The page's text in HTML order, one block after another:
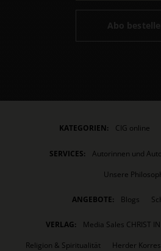
Abo
KATEGORIEN: CIG online
SERVICES: Autorinnen und
Unsere
ANGEBOTE: Blogs
VERLAG:
Media Sales CHRIST
Religion & Spiritualität
Herder